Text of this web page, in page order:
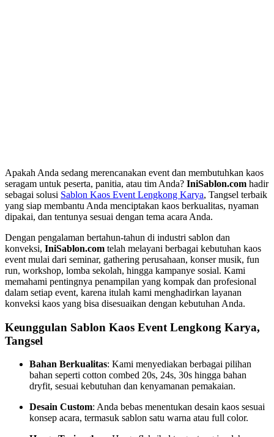
Apakah Anda sedang merencanakan event dan membutuhkan kaos
seragam untuk peserta, panitia, atau tim Anda? IniSablon.com hadir
sebagai solusi Sablon Kaos Event Lengkong Karya, Tangsel terbaik
yang siap membantu Anda menciptakan kaos berkualitas, nyaman
dipakai, dan tentunya sesuai dengan tema acara Anda.
Dengan pengalaman bertahun-tahun di industri sablon dan
konveksi, IniSablon.com telah melayani berbagai kebutuhan kaos
event mulai dari seminar, gathering perusahaan, konser musik, fun
run, workshop, lomba sekolah, hingga kampanye sosial. Kami
memahami pentingnya penampilan yang kompak dan profesional
dalam setiap event, karena itulah kami menghadirkan layanan
konveksi kaos yang bisa disesuaikan dengan kebutuhan Anda.
Keunggulan Sablon Kaos Event Lengkong Karya,
Tangsel
Bahan Berkualitas: Kami menyediakan berbagai pilihan
bahan seperti cotton combed 20s, 24s, 30s hingga bahan
dryfit, sesuai kebutuhan dan kenyamanan pemakaian.
Desain Custom: Anda bebas menentukan desain kaos sesuai
konsep acara, termasuk sablon satu warna atau full color.